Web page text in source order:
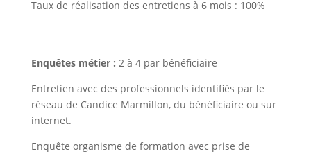
Taux de réalisation des entretiens à 6 mois : 100%
Enquêtes métier : 2 à 4 par bénéficiaire
Entretien avec des professionnels identifiés par le
réseau de Candice Marmillon, du bénéficiaire ou sur
internet.
Enquête organisme de formation avec prise de